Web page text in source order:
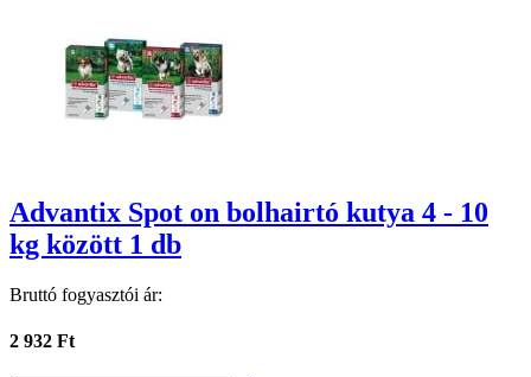
Advantix Spot on bolhairtó kutya 4 - 10
kg között 1 db
Bruttó fogyasztói ár:
2 932 Ft